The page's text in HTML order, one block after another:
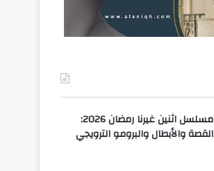
مسلسل اثنين غيرنا رمضان 2026:
القصة والأبطال والبرومو الترويجي